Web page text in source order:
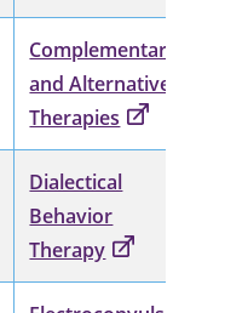
Complementary
and Alternative
Therapies
Dialectical
Behavior
Therapy